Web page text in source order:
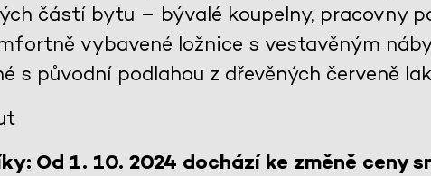
částí bytu – bývalé koupelny, pracovny
vybavené ložnice s vestavěným
s původní podlahou z dřevěných červeně
Od 1. 10. 2024 dochází ke změně ceny